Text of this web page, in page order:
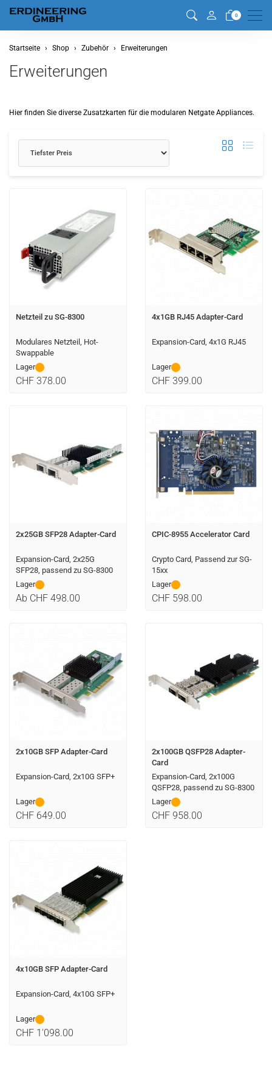
0 Menu
Startseite Shop Zubehör Erweiterungen
Erweiterungen
Hier finden Sie diverse Zusatzkarten für die modularen Netgate Appliances.
Netzteil zu SG-8300
Modulares Netzteil, Hot-
Swappable
Lager
CHF 378.00
4x1GB RJ45 Adapter-Card
Expansion-Card, 4x1G RJ45
Lager
CHF 399.00
2x25GB SFP28 Adapter-Card
Expansion-Card, 2x25G
SFP28, passend zu SG-8300
Lager
Ab CHF 498.00
CPIC-8955 Accelerator Card
Crypto Card, Passend zur SG-
15xx
Lager
CHF 598.00
2x10GB SFP Adapter-Card
Expansion-Card, 2x10G SFP+
Lager
CHF 649.00
2x100GB QSFP28 Adapter-
Card
Expansion-Card, 2x100G
QSFP28, passend zu SG-8300
Lager
CHF 958.00
4x10GB SFP Adapter-Card
Expansion-Card, 4x10G SFP+
Lager
CHF 1'098.00